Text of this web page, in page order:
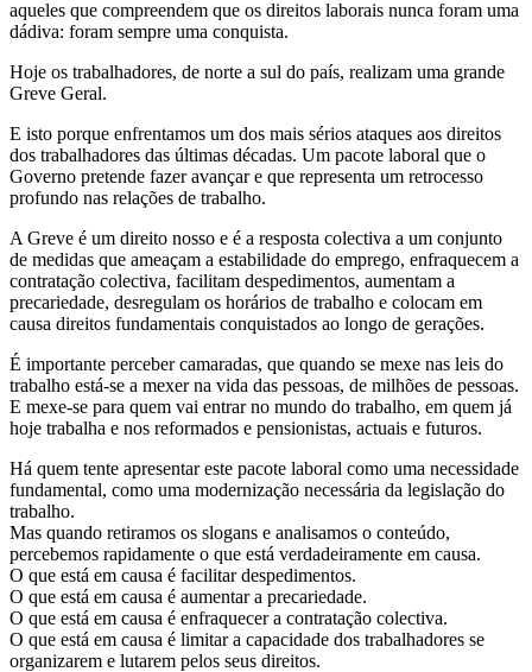
aqueles que compreendem que os direitos laborais nunca foram uma
dádiva: foram sempre uma conquista.
Hoje os trabalhadores, de norte a sul do país, realizam uma grande
Greve Geral.
E isto porque enfrentamos um dos mais sérios ataques aos direitos
dos trabalhadores das últimas décadas. Um pacote laboral que o
Governo pretende fazer avançar e que representa um retrocesso
profundo nas relações de trabalho.
A Greve é um direito nosso e é a resposta colectiva a um conjunto
de medidas que ameaçam a estabilidade do emprego, enfraquecem a
contratação colectiva, facilitam despedimentos, aumentam a
precariedade, desregulam os horários de trabalho e colocam em
causa direitos fundamentais conquistados ao longo de gerações.
É importante perceber camaradas, que quando se mexe nas leis do
trabalho está-se a mexer na vida das pessoas, de milhões de pessoas.
E mexe-se para quem vai entrar no mundo do trabalho, em quem já
hoje trabalha e nos reformados e pensionistas, actuais e futuros.
Há quem tente apresentar este pacote laboral como uma necessidade
fundamental, como uma modernização necessária da legislação do
trabalho.
Mas quando retiramos os slogans e analisamos o conteúdo,
percebemos rapidamente o que está verdadeiramente em causa.
O que está em causa é facilitar despedimentos.
O que está em causa é aumentar a precariedade.
O que está em causa é enfraquecer a contratação colectiva.
O que está em causa é limitar a capacidade dos trabalhadores se
organizarem e lutarem pelos seus direitos.